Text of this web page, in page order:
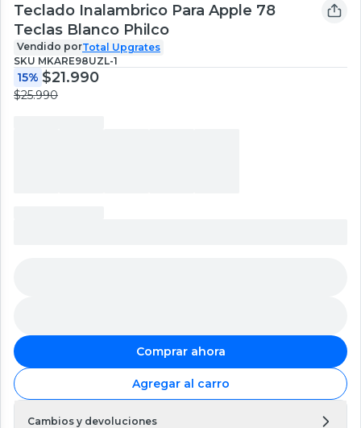
Teclado Inalambrico Para Apple 78
Teclas Blanco Philco
Vendido porTotal Upgrates
SKU MKARE98UZL-1
15% $21.990
$25.990
Comprar ahora
Agregar al carro
Cambios y devoluciones